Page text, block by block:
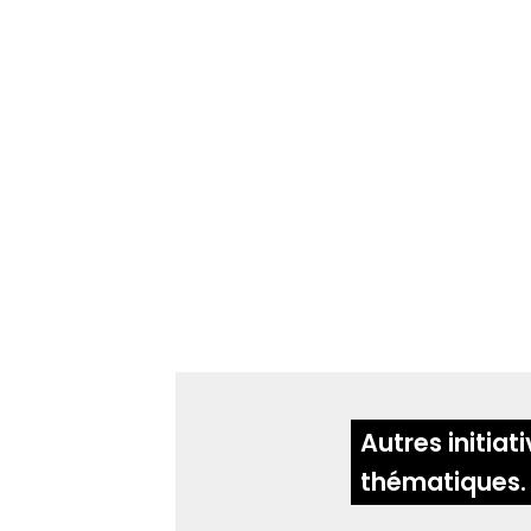
Autres
thématiques.